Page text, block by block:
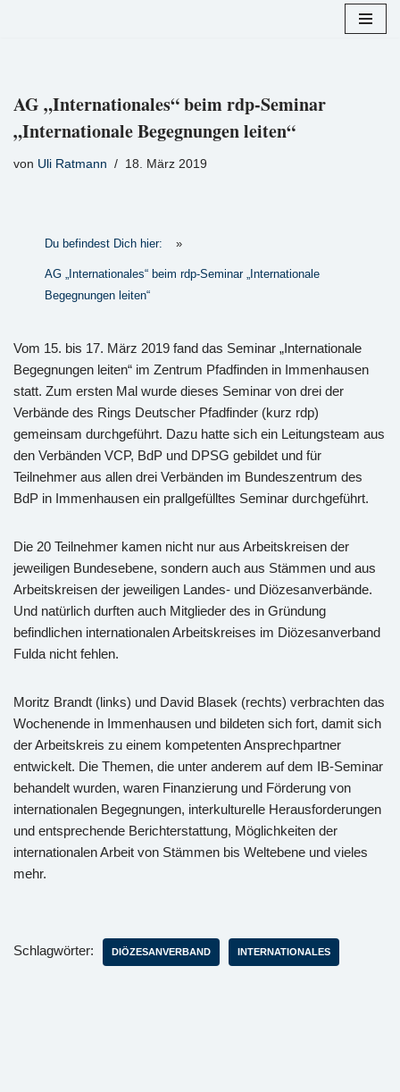
AG „Internationales“ beim rdp-Seminar
„Internationale Begegnungen leiten“
von Uli Ratmann 18. März 2019
Du befindest Dich hier: »
AG „Internationales“ beim rdp-Seminar „Internationale
Begegnungen leiten“
Vom 15. bis 17. März 2019 fand das Seminar „Internationale
Begegnungen leiten“ im Zentrum Pfadfinden in Immenhausen
statt. Zum ersten Mal wurde dieses Seminar von drei der
Verbände des Rings Deutscher Pfadfinder (kurz rdp)
gemeinsam durchgeführt. Dazu hatte sich ein Leitungsteam aus
den Verbänden VCP, BdP und DPSG gebildet und für
Teilnehmer aus allen drei Verbänden im Bundeszentrum des
BdP in Immenhausen ein prallgefülltes Seminar durchgeführt.
Die 20 Teilnehmer kamen nicht nur aus Arbeitskreisen der
jeweiligen Bundesebene, sondern auch aus Stämmen und aus
Arbeitskreisen der jeweiligen Landes- und Diözesanverbände.
Und natürlich durften auch Mitglieder des in Gründung
befindlichen internationalen Arbeitskreises im Diözesanverband
Fulda nicht fehlen.
Moritz Brandt (links) und David Blasek (rechts) verbrachten das
Wochenende in Immenhausen und bildeten sich fort, damit sich
der Arbeitskreis zu einem kompetenten Ansprechpartner
entwickelt. Die Themen, die unter anderem auf dem IB-Seminar
behandelt wurden, waren Finanzierung und Förderung von
internationalen Begegnungen, interkulturelle Herausforderungen
und entsprechende Berichterstattung, Möglichkeiten der
internationalen Arbeit von Stämmen bis Weltebene und vieles
mehr.
Schlagwörter: DIÖZESANVERBAND INTERNATIONALES